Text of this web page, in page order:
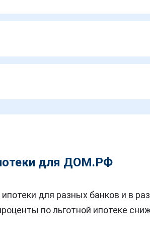
для ДОМ.РФ
для разных банков и в
по льготной ипотеке